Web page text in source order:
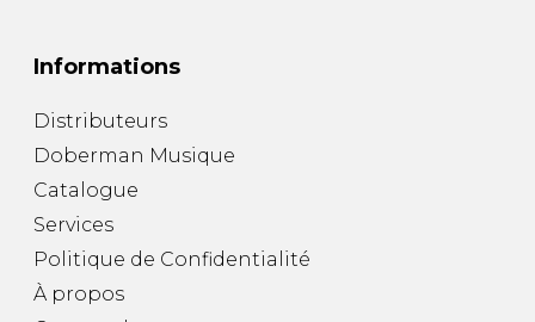
Informations
Distributeurs
Doberman Musique
Catalogue
Services
Politique de Confidentialité
À propos